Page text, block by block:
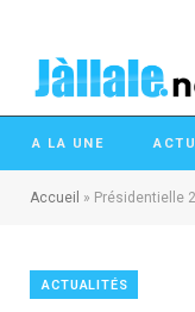
A LA UNE
Accueil » Présidentielle
ACTUALITÉS